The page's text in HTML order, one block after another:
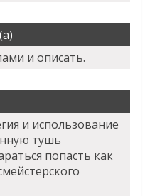
и описать.
и использование
тушь
попасть как